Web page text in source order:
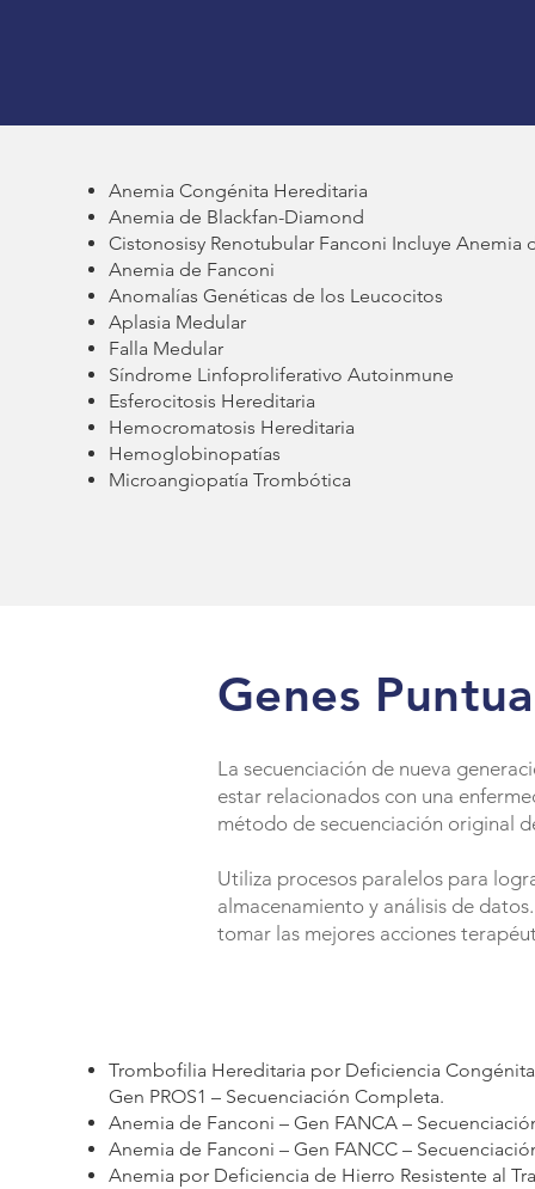
Anemia Congénita Hereditaria
Anemia de Blackfan-Diamond
Cistonosisy Renotubular Fanconi Incluye Anemia
Anemia de Fanconi
Anomalías Genéticas de los Leucocitos
Aplasia Medular
Falla Medular
Síndrome Linfoproliferativo Autoinmune
Esferocitosis Hereditaria
Hemocromatosis Hereditaria
Hemoglobinopatías
Microangiopatía Trombótica
Genes
La secuenciación de nueva
estar relacionados con una
método de secuenciación original
Utiliza procesos paralelos para
almacenamiento y análisis de
tomar las mejores acciones
Trombofilia Hereditaria por Deficiencia
Gen PROS1 – Secuenciación Completa.
Anemia de Fanconi – Gen FANCA –
Anemia de Fanconi – Gen FANCC –
Anemia por Deficiencia de Hierro Resistente al